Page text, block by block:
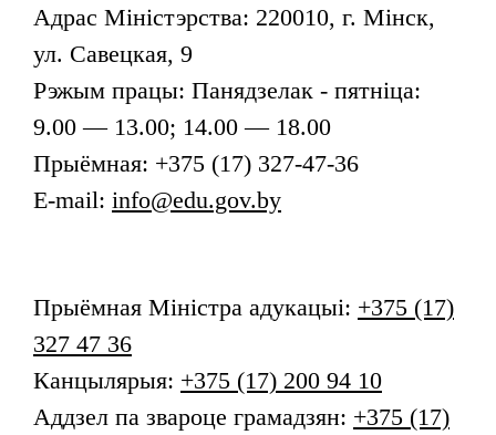
Адрас Міністэрства: 220010, г. Мінск,
ул. Савецкая, 9
Рэжым працы: Панядзелак - пятніца:
9.00 — 13.00; 14.00 — 18.00
Прыёмная: +375 (17) 327-47-36
E-mail: info@edu.gov.by
Прыёмная Міністра адукацыі: +375 (17)
327 47 36
Канцылярыя: +375 (17) 200 94 10
Аддзел па звароце грамадзян: +375 (17)